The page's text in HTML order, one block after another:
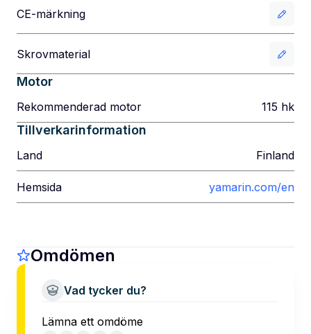
CE-märkning
Skrovmaterial
Motor
Rekommenderad motor 115 hk
Tillverkarinformation
Land Finland
Hemsida yamarin.com/en
Omdömen
Vad tycker du?
Lämna ett omdöme